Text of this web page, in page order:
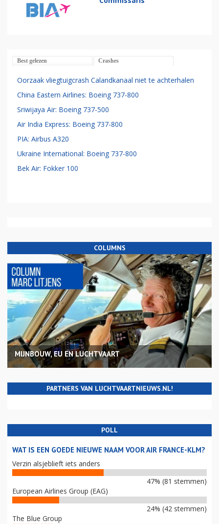
Best gelezen Crashes
Oorzaak vliegtuigcrash Calandkanaal niet te achterhalen
China Eastern Airlines: Boeing 737-800
Sriwijaya Air: Boeing 737-500
Air India Express: Boeing 737-800
PIA: Airbus A320
Ukraine International: Boeing 737-800
Bek Air: Fokker 100
COLUMNS
MIJNBOUW, EU EN LUCHTVAART
PARTNERS VAN LUCHTVAARTNIEUWS.NL!
POLL
WAT IS EEN GOEDE NIEUWE NAAM VOOR AIR FRANCE-KLM?
Verzin alsjeblieft iets anders
47% (81 stemmen)
European Airlines Group (EAG)
24% (42 stemmen)
The Blue Group